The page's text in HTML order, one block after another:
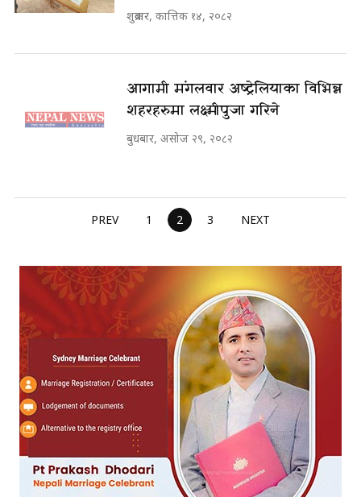
शुक्रबार, कात्तिक १४, २०८२
आगामी मंगलवार अष्ट्रेलियाका विभिन्न
शहरहरुमा लक्ष्मीपुजा गरिने
बुधबार, असोज २९, २०८२
PREV 1 2 3 NEXT